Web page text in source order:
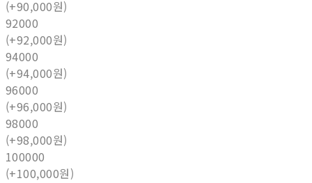
(+90,000원)
92000
(+92,000원)
94000
(+94,000원)
96000
(+96,000원)
98000
(+98,000원)
100000
(+100,000원)